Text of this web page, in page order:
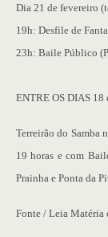
Dia 21 de fevereiro
19h: Desfile de
23h: Baile Público
ENTRE OS DIAS 18
Terreirão do Samba
19 horas e com
Prainha e Ponta da
Fonte / Leia Matéria